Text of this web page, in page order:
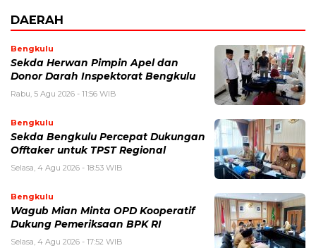
DAERAH
Bengkulu
Sekda Herwan Pimpin Apel dan
Donor Darah Inspektorat Bengkulu
Rabu, 5 Agu 2026 - 11:56 WIB
Bengkulu
Sekda Bengkulu Percepat Dukungan
Offtaker untuk TPST Regional
Selasa, 4 Agu 2026 - 18:53 WIB
Bengkulu
Wagub Mian Minta OPD Kooperatif
Dukung Pemeriksaan BPK RI
Selasa, 4 Agu 2026 - 17:52 WIB